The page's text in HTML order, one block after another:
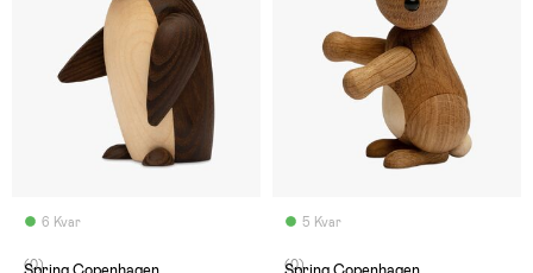
6 Kvar
(0)
5 Kvar
(0)